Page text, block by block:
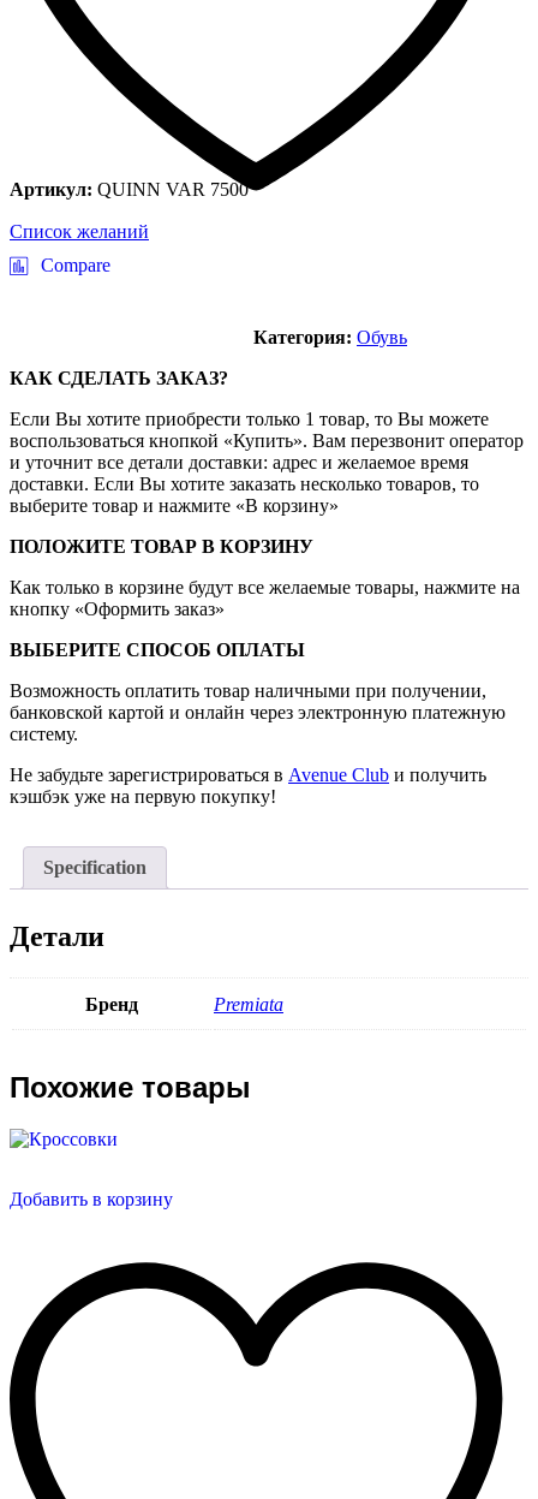
Список желаний
Compare
Артикул: QUINN VAR 7500
Категория: Обувь
КАК СДЕЛАТЬ ЗАКАЗ?
Если Вы хотите приобрести только 1 товар, то Вы можете
воспользоваться кнопкой «Купить». Вам перезвонит оператор
и уточнит все детали доставки: адрес и желаемое время
доставки. Если Вы хотите заказать несколько товаров, то
выберите товар и нажмите «В корзину»
ПОЛОЖИТЕ ТОВАР В КОРЗИНУ
Как только в корзине будут все желаемые товары, нажмите на
кнопку «Оформить заказ»
ВЫБЕРИТЕ СПОСОБ ОПЛАТЫ
Возможность оплатить товар наличными при получении,
банковской картой и онлайн через электронную платежную
систему.
Не забудьте зарегистрироваться в Avenue Club и получить
кэшбэк уже на первую покупку!
Specification
Детали
Бренд Premiata
Похожие товары
Добавить в корзину